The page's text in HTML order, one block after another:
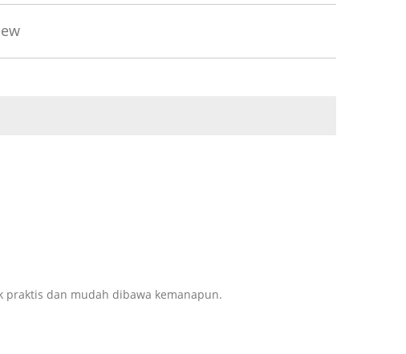
praktis dan mudah dibawa kemanapun.